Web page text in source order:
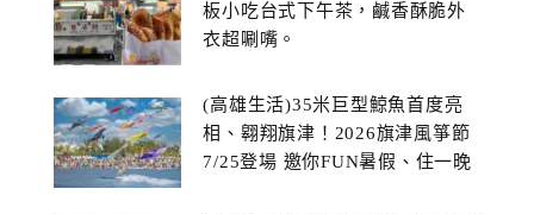
板小吃台式下午茶，鹹香酥脆外
衣超唰嘴。
(高雄生活)35米巨型鯨魚首度亮
相、翱翔旗津！2026旗津風箏節
7/25登場 邀你FUN暑假、住一晚